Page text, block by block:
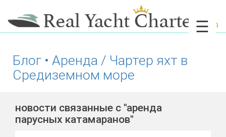
☰
Блог • Аренда / Чартер яхт в
Средиземном море
новости связанные с "аренда
парусных катамаранов"